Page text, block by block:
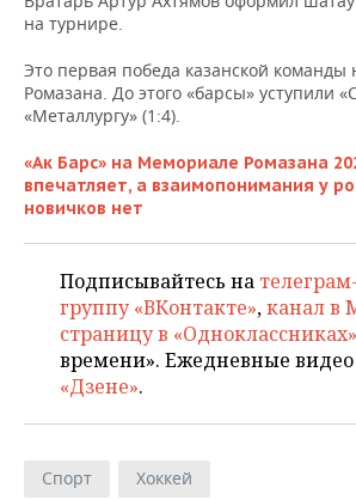
ВУЗЫ ТАТАРСТАНА
КОМУ ПРИНАДЛЕЖАТ
ТОРГОВЫЕ ЦЕНТРЫ
ТАТАРСТАНА
БАНКИ
БЮДЖЕТ
ИНВЕСТИЦИИ
АГРОПРОМ
МАШИНОСТРОЕНИЕ
НЕФТЬ
ЭНЕРГЕТИКА
НОВОСТИ НЕДВИЖИМОСТИ
АВТО
НОВОСТИ АВТО
БИЗНЕС
НОВОСТИ БИЗНЕСА
РОЗНИЧНАЯ ТОРГОВЛЯ
ТРАНСПОРТ
УСЛУГИ
ТЕХНОЛОГИИ
НОВОСТИ ТЕХНОЛОГИЙ
IT
МЕДИА
ТЕЛЕКОММУНИКАЦИИ
МЕРОПРИЯТИЯ
НОВОСТИ МЕРОПРИЯТИЙ
ВЫЕЗДНАЯ РЕДАКЦИЯ
БИЗНЕС-БРАНЧИ
ONLINE-КОНФЕРЕНЦИИ
СПОРТ
НОВОСТИ СПОРТА
ФУТБОЛ
ХОККЕЙ
ОБЩЕСТВО
НОВОСТИ ОБЩЕСТВА
ВЛАСТЬ
ФОТОГАЛЕРЕЯ
СЮЖЕТЫ
на турнире.
Это первая победа казанской
Ромазана. До этого «барсы» уступили
«Металлургу» (1:4).
«Ак Барс» на Мемориале Ромазана
впечатляет, а взаимопонимания у
новичков нет
Подписывайтесь на
группу «ВКонтакте»,канал в
страницу в «Одноклассниках»
времени». Ежедневные
«Дзене».
Спорт Хоккей